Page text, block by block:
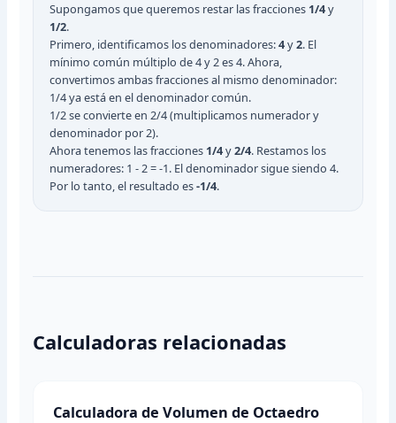
Supongamos que queremos restar las fracciones 1/4y
1/2.
Primero, identificamos los denominadores:4y2. El
mínimo común múltiplo de 4 y 2 es 4. Ahora,
convertimos ambas fracciones al mismo denominador:
1/4 ya está en el denominador común.
1/2 se convierte en 2/4 (multiplicamos numerador y
denominador por 2).
Ahora tenemos las fracciones 1/4y2/4. Restamos los
numeradores: 1 - 2 = -1. El denominador sigue siendo 4.
Por lo tanto, el resultado es-1/4.
Calculadoras relacionadas
Calculadora de Volumen de Octaedro